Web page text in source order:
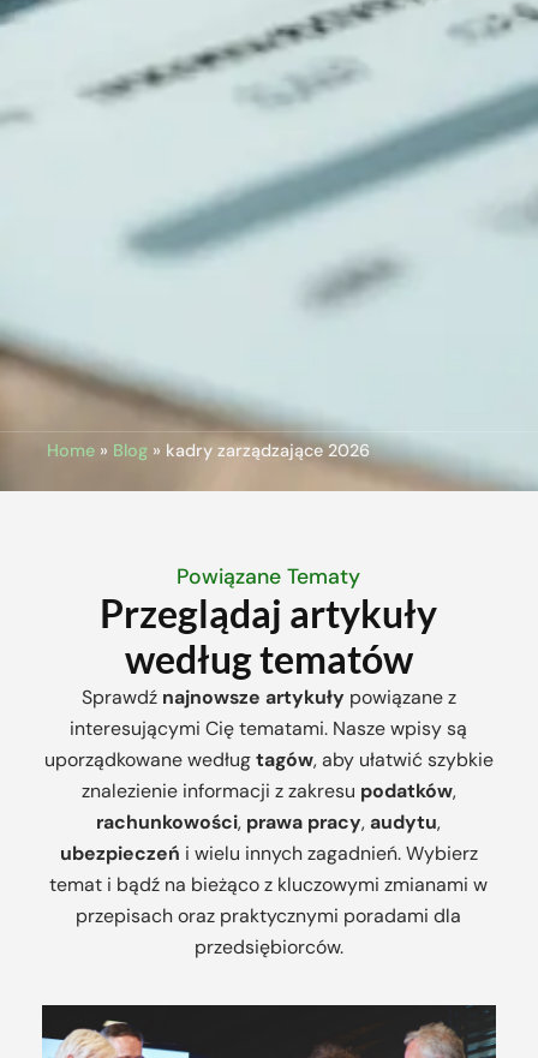
Home» Blog» kadry zarządzające 2026
Powiązane Tematy
Przeglądaj artykuły
według tematów
Sprawdź najnowsze artykuły powiązane z
interesującymi Cię tematami. Nasze wpisy są
uporządkowane wedługtagów, aby ułatwić szybkie
znalezienie informacji z zakresu podatków,
rachunkowości, prawa pracy,audytu,
ubezpieczeń i wielu innych zagadnień. Wybierz
temat i bądź na bieżąco z kluczowymi zmianami w
przepisach oraz praktycznymi poradami dla
przedsiębiorców.